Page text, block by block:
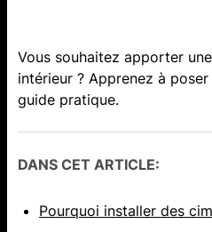
Vous souhaitez apporter
intérieur ? Apprenez à
guide pratique.
DANS CET ARTICLE:
Pourquoi installer des